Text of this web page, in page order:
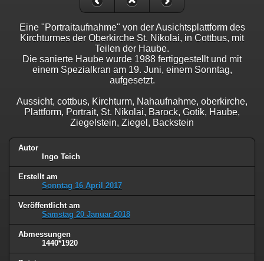
Eine "Portraitaufnahme" von der Ausichtsplattform des
Kirchturmes der Oberkirche St. Nikolai, in Cottbus, mit
Teilen der Haube.
Die sanierte Haube wurde 1988 fertiggestellt und mit
einem Spezialkran am 19. Juni, einem Sonntag,
aufgesetzt.
Aussicht, cottbus, Kirchturm, Nahaufnahme, oberkirche,
Plattform, Portrait, St. Nikolai, Barock, Gotik, Haube,
Ziegelstein, Ziegel, Backstein
Autor
Ingo Teich
Erstellt am
Sonntag 16 April 2017
Veröffentlicht am
Samstag 20 Januar 2018
Abmessungen
1440*1920